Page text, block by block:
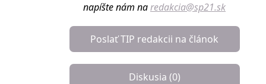
napíšte nám naredakcia@sp21.sk
Poslať TIP redakcii na článok
Diskusia (0)